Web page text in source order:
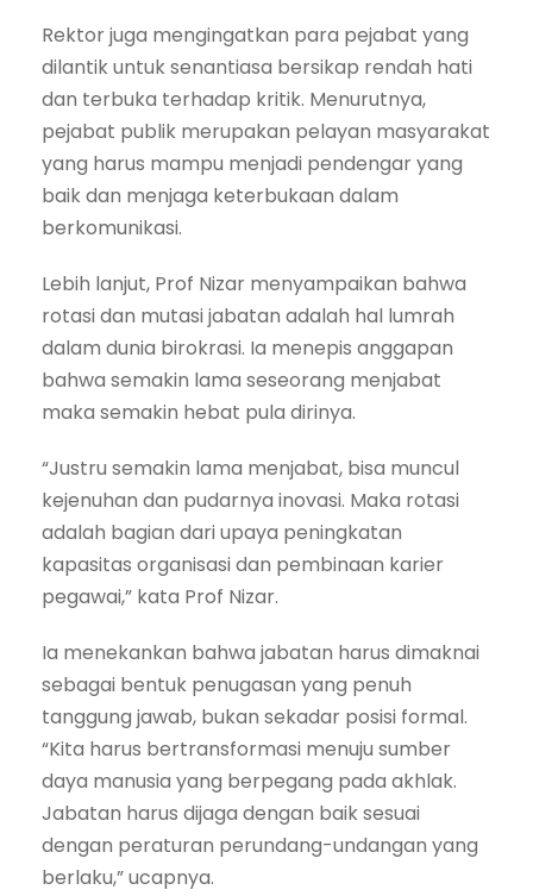
Rektor juga mengingatkan para pejabat yang
dilantik untuk senantiasa bersikap rendah hati
dan terbuka terhadap kritik. Menurutnya,
pejabat publik merupakan pelayan masyarakat
yang harus mampu menjadi pendengar yang
baik dan menjaga keterbukaan dalam
berkomunikasi.
Lebih lanjut, Prof Nizar menyampaikan bahwa
rotasi dan mutasi jabatan adalah hal lumrah
dalam dunia birokrasi. Ia menepis anggapan
bahwa semakin lama seseorang menjabat
maka semakin hebat pula dirinya.
“Justru semakin lama menjabat, bisa muncul
kejenuhan dan pudarnya inovasi. Maka rotasi
adalah bagian dari upaya peningkatan
kapasitas organisasi dan pembinaan karier
pegawai,” kata Prof Nizar.
Ia menekankan bahwa jabatan harus dimaknai
sebagai bentuk penugasan yang penuh
tanggung jawab, bukan sekadar posisi formal.
“Kita harus bertransformasi menuju sumber
daya manusia yang berpegang pada akhlak.
Jabatan harus dijaga dengan baik sesuai
dengan peraturan perundang-undangan yang
berlaku,” ucapnya.